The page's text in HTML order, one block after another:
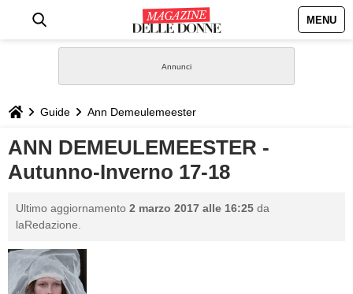
MENU
STILE
BIOGRAFIE
DEFINIZIONI
GASTRONOMIA
Guide Ann Demeulemeester
ANN DEMEULEMEESTER -
Autunno-Inverno 17-18
Ultimo aggiornamento 2 marzo 2017 alle 16:25 da
laRedazione.